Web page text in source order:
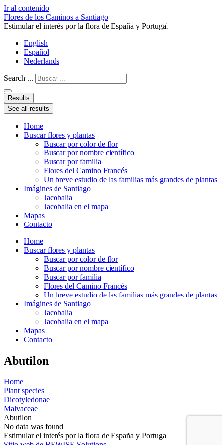
Ir al contenido
Flores de los Caminos a Santiago
Estimular el interés por la flora de España y Portugal
English
Español
Nederlands
Search ...
Results
See all results
Home
Buscar flores y plantas
Buscar por color de flor
Buscar por nombre científico
Buscar por familia
Flores del Camino Francés
Un breve estudio de las familias más grandes de plantas
Imágines de Santiago
Jacobalia
Jacobalia en el mapa
Mapas
Contacto
Home
Buscar flores y plantas
Buscar por color de flor
Buscar por nombre científico
Buscar por familia
Flores del Camino Francés
Un breve estudio de las familias más grandes de plantas
Imágines de Santiago
Jacobalia
Jacobalia en el mapa
Mapas
Contacto
Abutilon
Home
Plant species
Dicotyledonae
Malvaceae
Abutilon
No data was found
Estimular el interés por la flora de España y Portugal